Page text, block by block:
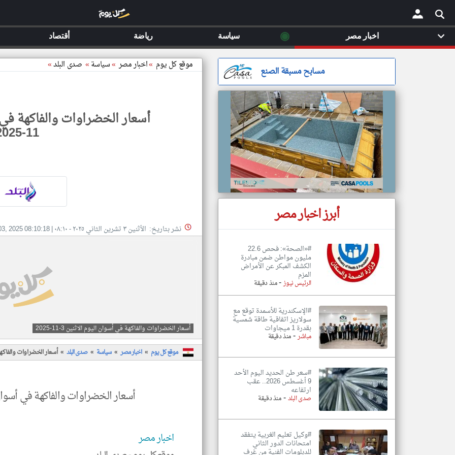
× موقع كل يوم »اخبار مصر »سياسة» صدى البلد»
11-2025
نشر بتاريخ: الأثنين ٣ تشرين الثاني ٢٠٢٥ - ٠٨:١٠ |
2025 08:10:18
أسعار الخضراوات والفاكهة في أسوان اليوم الاثنين 3-11-2025
موقع كل يوم اخبار مصر سياسة صدى البلد أسعار الخضراوات والفاكهة
أسعار الخضراوات والفاكهة في أسوان
اخبار مصر
مسابح مسبقة الصنع
أبرز اخبار مصر
#«الصحة»: فحص 22.6
مليون مواطن ضمن مبادرة
الكشف المبكر عن الأمراض
المزم
الرئيس نيوز-منذ دقيقة
#الإسكندرية للأسمدة توقع مع
سولاريز اتفاقية طاقة شمسية
بقدرة 1 ميجاوات
مباشر-منذ دقيقة
#سعر طن الحديد اليوم الأحد
9 أغسطس 2026.. عقب
ارتفاعه
صدى البلد-منذ دقيقة
#وكيل تعليم الغربية يتفقد
امتحانات الدور الثاني
للدبلومات الفنية من غرف
اخبار مصر ◉ سياسة رياضة أقتصاد